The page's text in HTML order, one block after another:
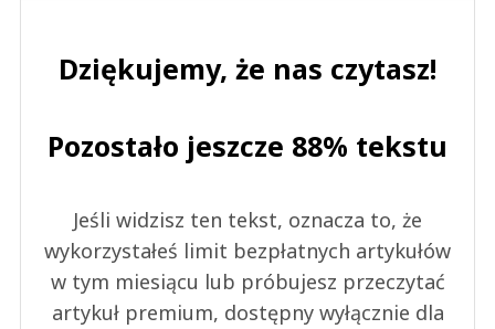
Dziękujemy, że nas czytasz!
Pozostało jeszcze 88% tekstu
Jeśli widzisz ten tekst, oznacza to, że
wykorzystałeś limit bezpłatnych artykułów
w tym miesiącu lub próbujesz przeczytać
artykuł premium, dostępny wyłącznie dla